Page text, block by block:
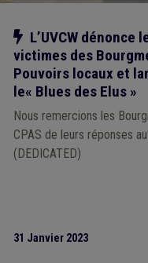
Notre action
L’UVCW dénonce
victimes des
Pouvoirs locaux et
le« Blues des Elus »
Nous remercions les
CPAS de leurs réponses
(DEDICATED)
31 Janvier 2023